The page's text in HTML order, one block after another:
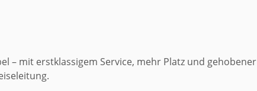
– mit erstklassigem Service, mehr Platz und gehobener